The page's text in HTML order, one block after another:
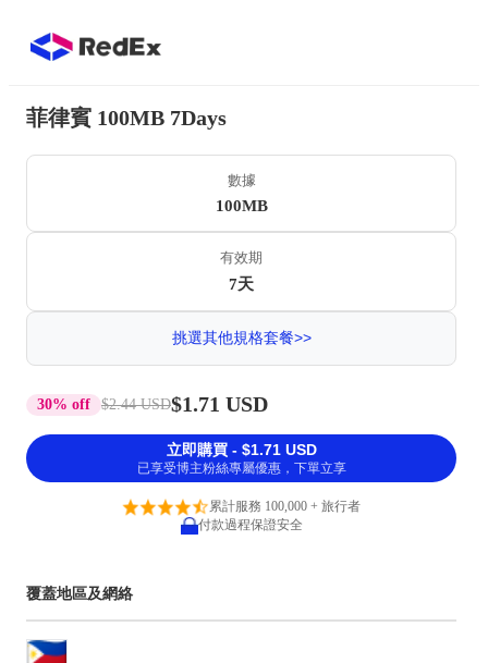
菲律賓 100MB 7Days
數據
100MB
有效期
7天
挑選其他規格套餐>>
30% off $2.44 USD$1.71 USD
立即購買 - $1.71 USD
已享受博主粉絲專屬優惠，下單立享
累計服務 100,000 + 旅行者
付款過程保證安全
覆蓋地區及網絡